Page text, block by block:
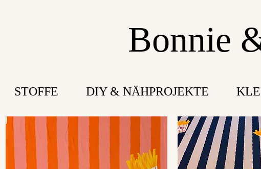
Bonnie
STOFFE DIY & NÄHPROJEKTE